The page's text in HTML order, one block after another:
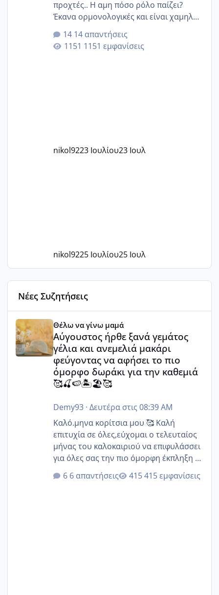
προχτές.. Η αμη πόσο ρόλο παίζει?
Έκανα ορμονολογικές και είναι χαμηλή
για την ηλικία μου.. Είχα ήδη μια
εγκυμοσύνη, που έπρεπε να τερματιστεί
στην 27η εβδομάδα και προσπαθώ 7
14 απαντήσεις
1151 εμφανίσεις
nikol9223 Ιουλίου23 Ιουλ
nikol9225 Ιουλίου25 Ιουλ
Νέες Συζητήσεις
Αύγουστος ήρθε ξανά γεμάτος γέλια και ανεμελιά
Θέλω να γίνω μαμά
Αύγουστος ήρθε ξανά γεμάτος
γέλια και ανεμελιά μακάρι
φεύγοντας να αφήσει το πιο
όμορφο δωράκι για την καθεμιά
🥰🍒🍉🏝️🏖️🥰
Demy93· Δευτέρα στις 08:39 AM
Καλό.μηνα κορίτσια μου 🥰 Καλή
επιτυχία σε όλες,εύχομαι ο τελευταίος
μήνας του καλοκαιριού να επιφυλάσσει
για όλες σας την πιο όμορφη έκπληξη 🧿
@Elk @Melikara86 @Παρασκευαιδου
@Zenia z @melitiniღ @Christi.D.
6 απαντήσεις 415 εμφανίσεις